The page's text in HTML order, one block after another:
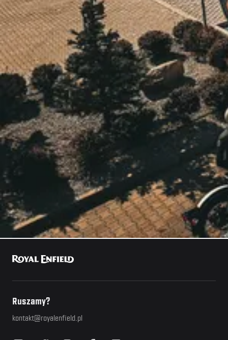
Ruszamy?
kontakt@royalenfield.pl